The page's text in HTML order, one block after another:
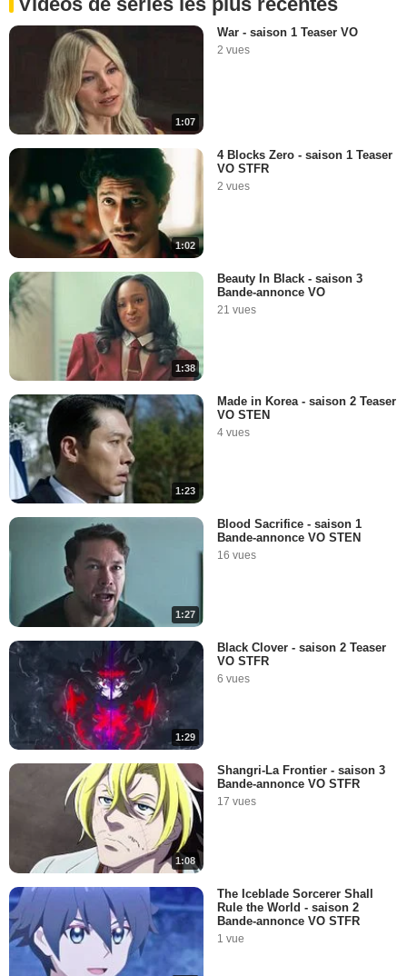
1:07
War - saison 1 Teaser VO
2 vues
1:02
4 Blocks Zero - saison 1 Teaser
VO STFR
2 vues
1:38
Beauty In Black - saison 3
Bande-annonce VO
21 vues
1:23
Made in Korea - saison 2 Teaser
VO STEN
4 vues
1:27
Blood Sacrifice - saison 1
Bande-annonce VO STEN
16 vues
1:29
Black Clover - saison 2 Teaser
VO STFR
6 vues
1:08
Shangri-La Frontier - saison 3
Bande-annonce VO STFR
17 vues
The Iceblade Sorcerer Shall
Rule the World - saison 2
Bande-annonce VO STFR
1 vue